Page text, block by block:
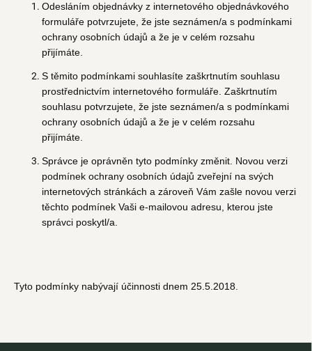
Odesláním objednávky z internetového objednávkového
formuláře potvrzujete, že jste seznámen/a s podmínkami
ochrany osobních údajů a že je v celém rozsahu
přijímáte.
S těmito podmínkami souhlasíte zaškrtnutím souhlasu
prostřednictvím internetového formuláře. Zaškrtnutím
souhlasu potvrzujete, že jste seznámen/a s podmínkami
ochrany osobních údajů a že je v celém rozsahu
přijímáte.
Správce je oprávněn tyto podmínky změnit. Novou verzi
podmínek ochrany osobních údajů zveřejní na svých
internetových stránkách a zároveň Vám zašle novou verzi
těchto podmínek Vaši e-mailovou adresu, kterou jste
správci poskytl/a.
Tyto podmínky nabývají účinnosti dnem 25.5.2018.